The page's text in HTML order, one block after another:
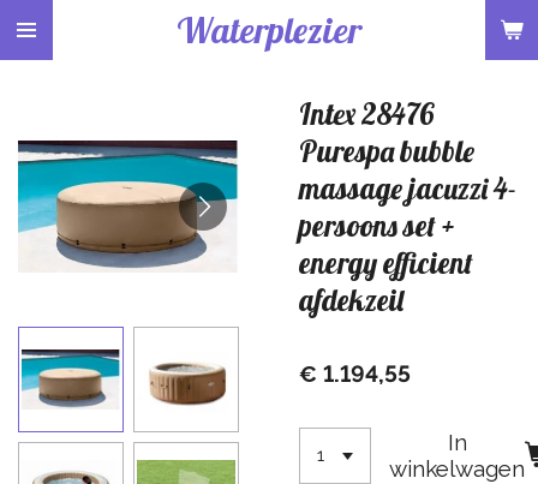
Ga
hoofdinhoud
Waterplezier
Intex 28476
Purespa bubble
massage jacuzzi 4-
persoons set +
energy efficient
afdekzeil
€ 1.194,55
In
winkelwagen